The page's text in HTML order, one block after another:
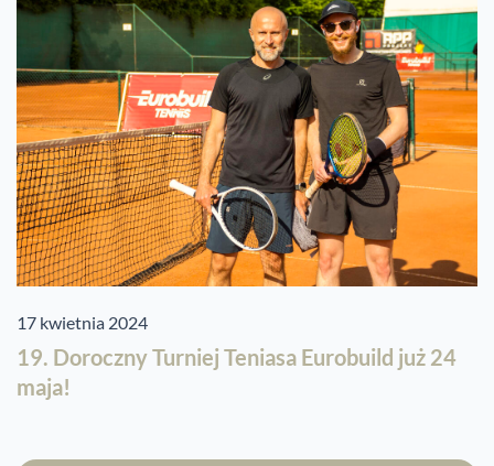
17 kwietnia 2024
19. Doroczny Turniej Teniasa Eurobuild już 24
maja!